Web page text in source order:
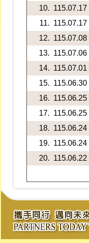
10. 115.07.17
11. 115.07.17
12. 115.07.08
13. 115.07.06
14. 115.07.01
15. 115.06.30
16. 115.06.25
17. 115.06.25
18. 115.06.24
19. 115.06.24
20. 115.06.22